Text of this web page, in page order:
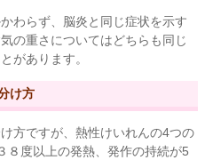
わらず、脳炎と同じ症状を示す
の重さについてはどちらも同じ
があります。
け方
方ですが、熱性けいれんの4つの
８度以上の発熱、発作の持続が5